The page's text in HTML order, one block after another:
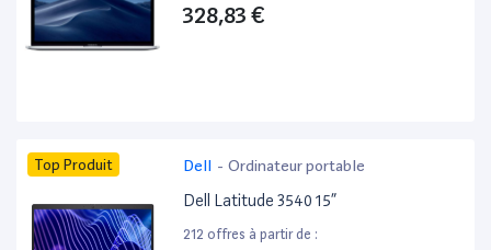
328,83 €
Top Produit Dell - Ordinateur portable
Dell Latitude 3540 15”
212 offres à partir de :